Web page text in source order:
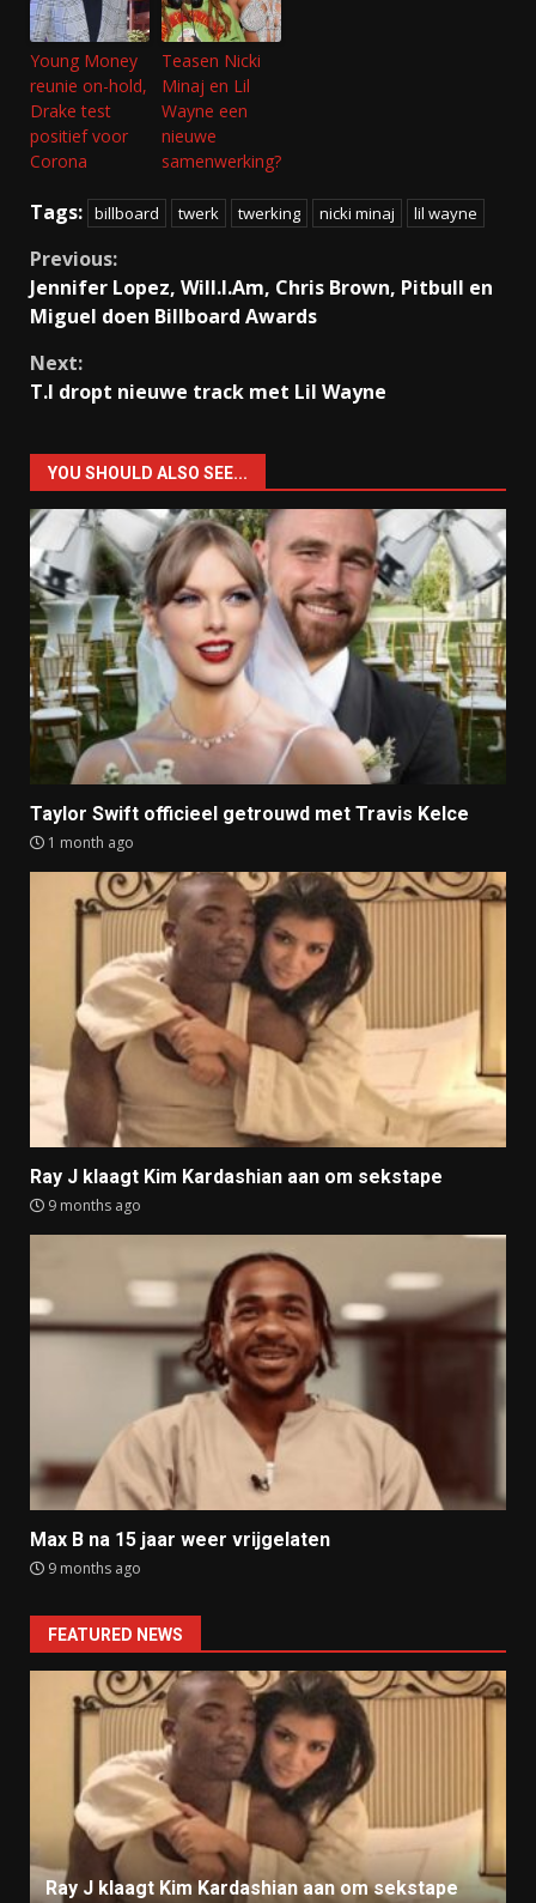
Young Money
reunie on-hold,
Drake test
positief voor
Corona
Teasen Nicki
Minaj en Lil
Wayne een
nieuwe
samenwerking?
Tags: billboard twerk twerking nicki minaj lil wayne
Continue
Reading
Previous:
Jennifer Lopez, Will.I.Am, Chris Brown, Pitbull en
Miguel doen Billboard Awards
Next:
T.I dropt nieuwe track met Lil Wayne
YOU SHOULD ALSO SEE...
Taylor Swift officieel getrouwd met Travis Kelce
1 month ago
Ray J klaagt Kim Kardashian aan om sekstape
9 months ago
Max B na 15 jaar weer vrijgelaten
9 months ago
FEATURED NEWS
Ray J klaagt Kim Kardashian aan om sekstape